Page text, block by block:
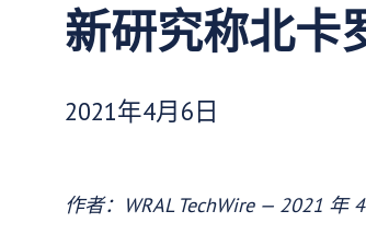
新研究称北卡
发布日期：
2021年4月6日
作者：WRAL TechWire — 2021 年